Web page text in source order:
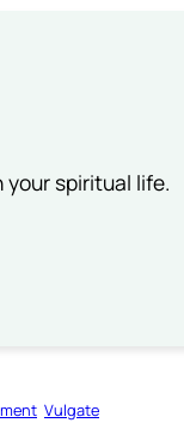
spiritual life.
Vulgate